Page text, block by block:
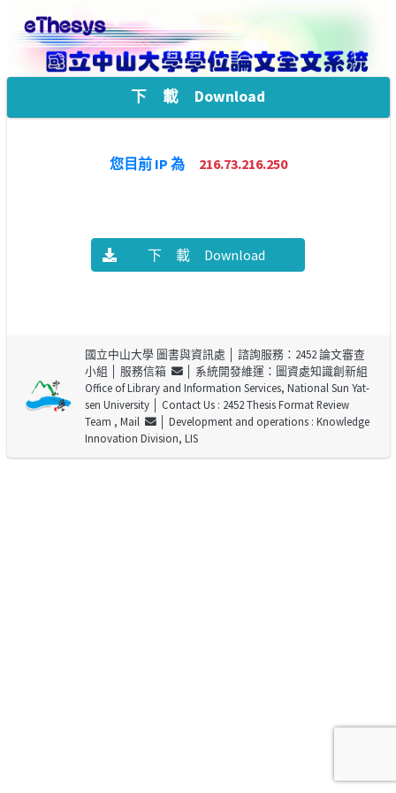
下 載 Download
您目前 IP 為 216.73.216.250
下 載 Download
國立中山大學 圖書與資訊處 │ 諮詢服務：2452 論文審查
小組 │ 服務信箱
│ 系統開發維運：圖資處知識創新組
Office of Library and Information Services, National Sun Yat-
sen University│ Contact Us : 2452 Thesis Format Review
Team , Mail
│ Development and operations : Knowledge
Innovation Division, LIS